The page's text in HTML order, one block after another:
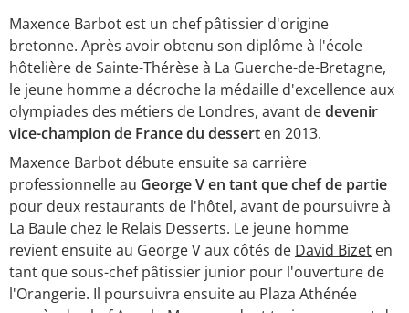
Maxence Barbot est un chef pâtissier d'origine
bretonne. Après avoir obtenu son diplôme à l'école
hôtelière de Sainte-Thérèse à La Guerche-de-Bretagne,
le jeune homme a décroche la médaille d'excellence aux
olympiades des métiers de Londres, avant dedevenir
vice-champion de France du dessert en 2013.
Maxence Barbot débute ensuite sa carrière
professionnelle au George V en tant que chef de partie
pour deux restaurants de l'hôtel, avant de poursuivre à
La Baule chez le Relais Desserts. Le jeune homme
revient ensuite au George V aux côtés de David Bizet en
tant que sous-chef pâtissier junior pour l'ouverture de
l'Orangerie. Il poursuivra ensuite au Plaza Athénée